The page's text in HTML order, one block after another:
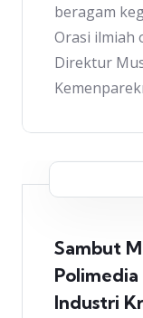
beragam
Orasi ilmiah
Direktur
Sambut
Industri